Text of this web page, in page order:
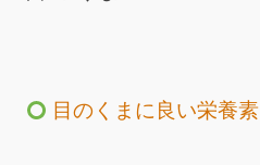
目のくまに良い栄養素